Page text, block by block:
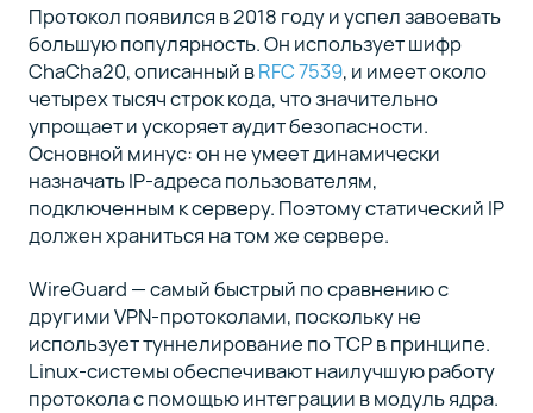
Протокол появился в 2018 году и успел завоевать
большую популярность. Он использует шифр
ChaCha20, описанный вRFC 7539, и имеет около
четырех тысяч строк кода, что значительно
упрощает и ускоряет аудит безопасности.
Основной минус: он не умеет динамически
назначать IP-адреса пользователям,
подключенным к серверу. Поэтому статический IP
должен храниться на том же сервере.
WireGuard — самый быстрый по сравнению с
другими VPN-протоколами, поскольку не
использует туннелирование по TCP в принципе.
Linux-системы обеспечивают наилучшую работу
протокола с помощью интеграции в модуль ядра.